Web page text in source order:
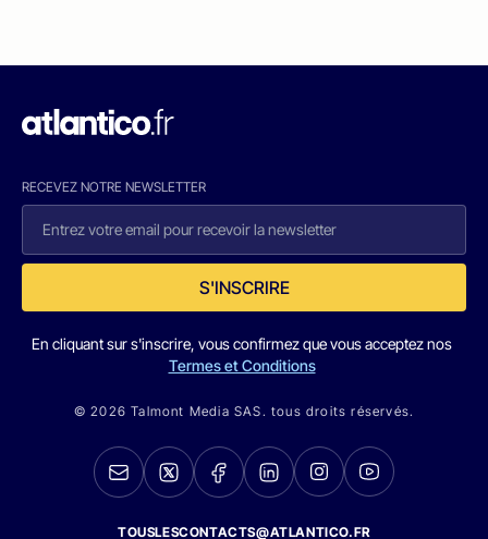
RECEVEZ NOTRE NEWSLETTER
S'INSCRIRE
En cliquant sur s'inscrire, vous confirmez que vous acceptez nos
Termes et Conditions
© 2026 Talmont Media SAS. tous droits réservés.
TOUSLESCONTACTS@ATLANTICO.FR